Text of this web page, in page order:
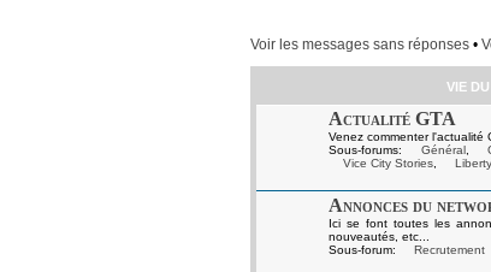
Voir les messages sans réponses •
VIE
Actualité GTA
Venez commenter l'actualité
Sous-forums:
Général,
Vice City Stories
Annonces du
Ici se font toutes les
nouveautés, etc...
Sous-forum:
Recrutement